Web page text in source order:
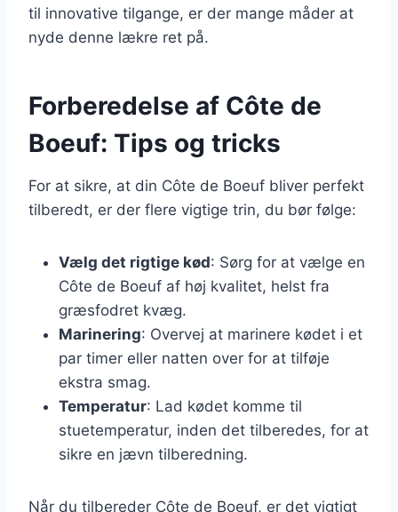
til innovative tilgange, er der mange måder at
nyde denne lækre ret på.
Forberedelse af Côte de
Boeuf: Tips og tricks
For at sikre, at din Côte de Boeuf bliver perfekt
tilberedt, er der flere vigtige trin, du bør følge:
Vælg det rigtige kød: Sørg for at vælge en
Côte de Boeuf af høj kvalitet, helst fra
græsfodret kvæg.
Marinering: Overvej at marinere kødet i et
par timer eller natten over for at tilføje
ekstra smag.
Temperatur: Lad kødet komme til
stuetemperatur, inden det tilberedes, for at
sikre en jævn tilberedning.
Når du tilbereder Côte de Boeuf, er det vigtigt